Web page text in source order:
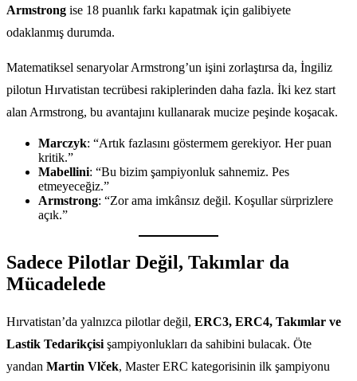
Armstrong ise 18 puanlık farkı kapatmak için galibiyete
odaklanmış durumda.
Matematiksel senaryolar Armstrong’un işini zorlaştırsa da, İngiliz
pilotun Hırvatistan tecrübesi rakiplerinden daha fazla. İki kez start
alan Armstrong, bu avantajını kullanarak mucize peşinde koşacak.
Marczyk: “Artık fazlasını göstermem gerekiyor. Her puan
kritik.”
Mabellini: “Bu bizim şampiyonluk sahnemiz. Pes
etmeyeceğiz.”
Armstrong: “Zor ama imkânsız değil. Koşullar sürprizlere
açık.”
Sadece Pilotlar Değil, Takımlar da
Mücadelede
Hırvatistan’da yalnızca pilotlar değil, ERC3, ERC4, Takımlar ve
Lastik Tedarikçisi şampiyonlukları da sahibini bulacak. Öte
yandan Martin Vlček, Master ERC kategorisinin ilk şampiyonu